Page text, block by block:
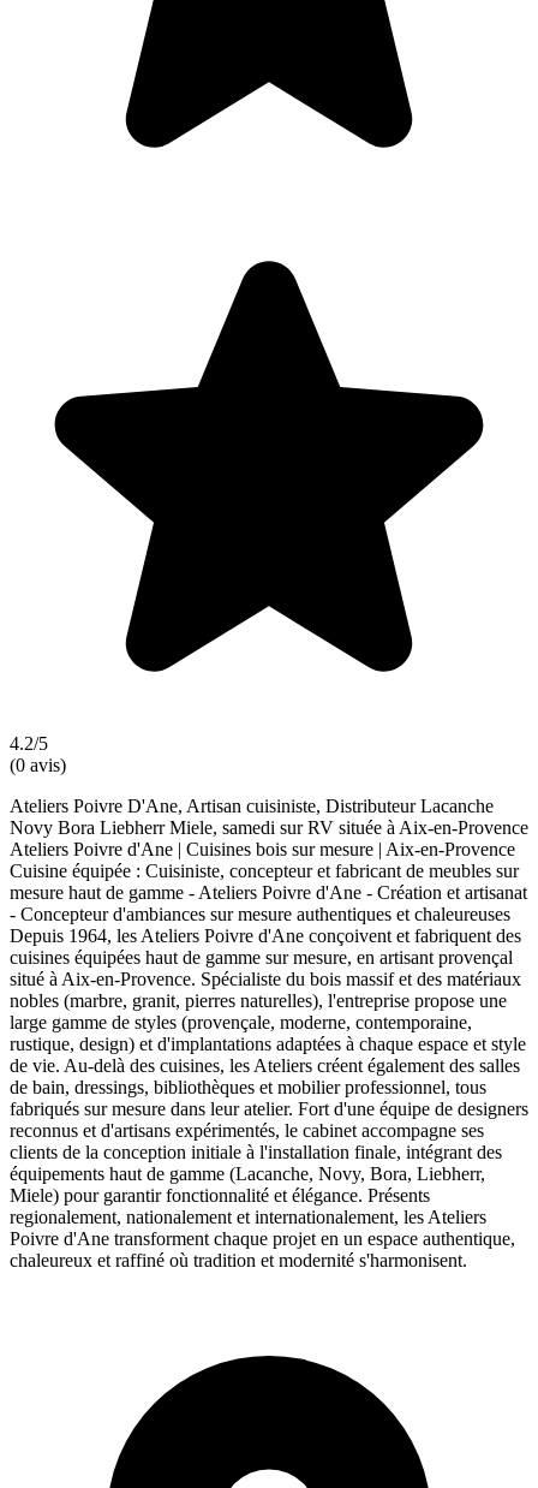
4.2/5
(0 avis)
Ateliers Poivre D'Ane, Artisan cuisiniste, Distributeur Lacanche
Novy Bora Liebherr Miele, samedi sur RV située à Aix-en-Provence
Ateliers Poivre d'Ane | Cuisines bois sur mesure | Aix-en-Provence
Cuisine équipée : Cuisiniste, concepteur et fabricant de meubles sur
mesure haut de gamme - Ateliers Poivre d'Ane - Création et artisanat
- Concepteur d'ambiances sur mesure authentiques et chaleureuses
Depuis 1964, les Ateliers Poivre d'Ane conçoivent et fabriquent des
cuisines équipées haut de gamme sur mesure, en artisant provençal
situé à Aix-en-Provence. Spécialiste du bois massif et des matériaux
nobles (marbre, granit, pierres naturelles), l'entreprise propose une
large gamme de styles (provençale, moderne, contemporaine,
rustique, design) et d'implantations adaptées à chaque espace et style
de vie. Au-delà des cuisines, les Ateliers créent également des salles
de bain, dressings, bibliothèques et mobilier professionnel, tous
fabriqués sur mesure dans leur atelier. Fort d'une équipe de designers
reconnus et d'artisans expérimentés, le cabinet accompagne ses
clients de la conception initiale à l'installation finale, intégrant des
équipements haut de gamme (Lacanche, Novy, Bora, Liebherr,
Miele) pour garantir fonctionnalité et élégance. Présents
regionalement, nationalement et internationalement, les Ateliers
Poivre d'Ane transforment chaque projet en un espace authentique,
chaleureux et raffiné où tradition et modernité s'harmonisent.